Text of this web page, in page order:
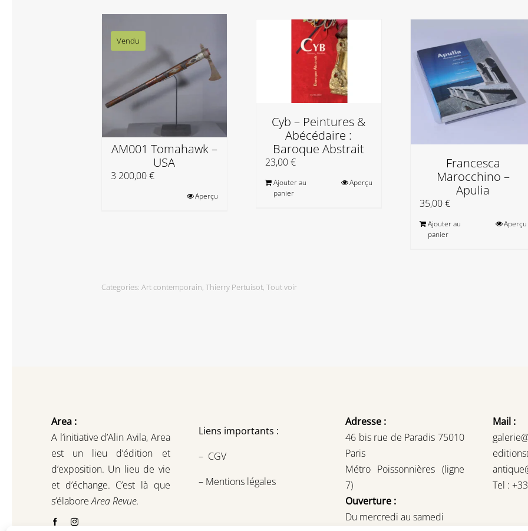
Vendu
AM001 Tomahawk –
USA
3 200,00€
Aperçu
Cyb – Peintures &
Abécédaire :
Baroque Abstrait
23,00€
Ajouter au
panier
Aperçu
Francesca
Marocchino –
Apulia
35,00€
Ajouter au
panier
Aperçu
Categories: Art contemporain, Thierry Pertuisot, Tout voir
Area :
A l’initiative d’Alin Avila, Area
est un lieu d’édition et
d’exposition. Un lieu de vie
et d’échange. C’est là que
s’élaboreArea Revue.
Liens importants :
– CGV
–Mentions légales
Adresse :
46 bis rue de Paradis 75010
Paris
Métro Poissonnières (ligne
7)
Ouverture :
Du mercredi au samedi
Mail :
Tel :